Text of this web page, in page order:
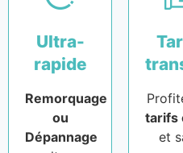
Ultra-
rapide
Remorquage
ou
Dépannage
tarifs
et